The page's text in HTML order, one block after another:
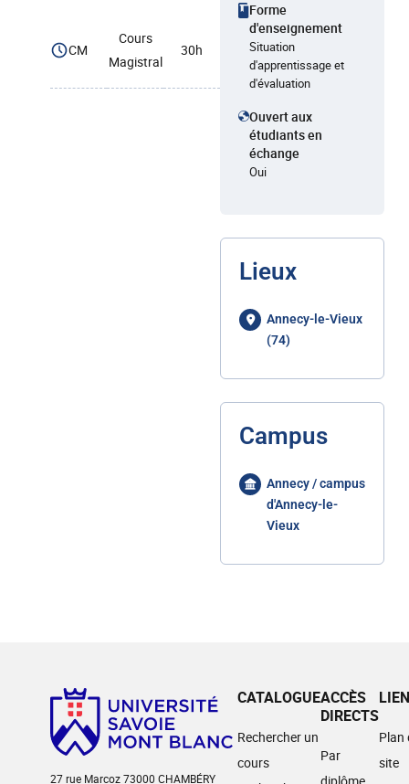
CM
Cours
Magistral
30h
Forme
d'enseignement
Situation
d'apprentissage et
d'évaluation
Ouvert aux
étudiants en
échange
Oui
Lieux
Annecy-le-Vieux
(74)
Campus
Annecy / campus
d'Annecy-le-
Vieux
27 rue Marcoz 73000 CHAMBÉRY
CATALOGUE
Rechercher un
cours
ACCÈS
DIRECTS
Par
Plan
site